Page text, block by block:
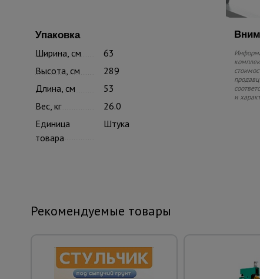
Упаковка
Ширина, см
63
Высота, см
289
Длина, см
53
Вес, кг
26.0
Единица
товара
Штука
и
Рекомендуемые товары